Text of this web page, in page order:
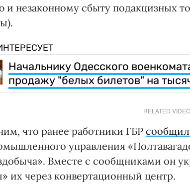
и незаконному сбыту подакцизных
Начальнику Одесского
продажу "белых билетов" на
RELATED VIDEO
что ранее работники ГБР
управления
Вместе с сообщниками он
их через конвертационный центр.